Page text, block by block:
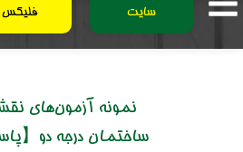
سایت
فلیکس
نمونه آزمون‌های
ساختمان درجه دو【